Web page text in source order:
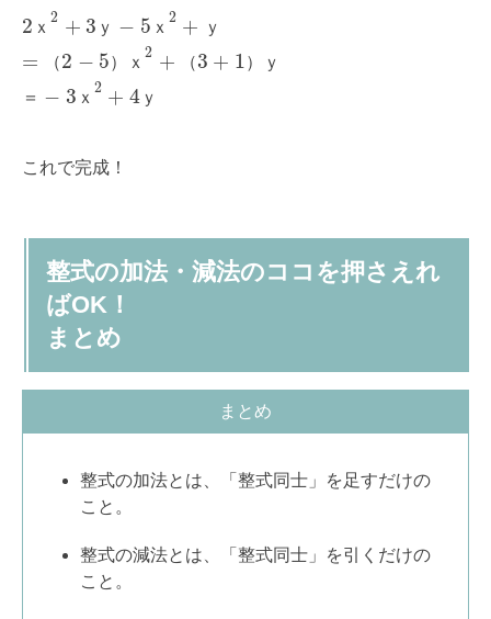
2 ｘ
2 + 3 ｙ − 5 ｘ
2 + ｙ
= （2 − 5） ｘ
2 + （3 + 1）
ｙ
＝ − 3 ｘ
2 + 4ｙ
これで完成！
整式の加法・減法のココを押さえれ
ばOK！
まとめ
まとめ
整式の加法とは、「整式同士」を足すだけの
こと。
整式の減法とは、「整式同士」を引くだけの
こと。